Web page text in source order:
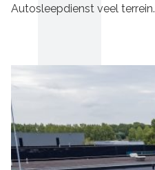
Autosleepdienst veel terrein.